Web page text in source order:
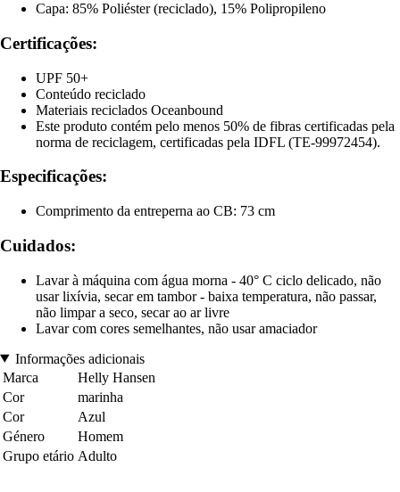
Capa: 85% Poliéster (reciclado), 15% Polipropileno
Certificações:
UPF 50+
Conteúdo reciclado
Materiais reciclados Oceanbound
Este produto contém pelo menos 50% de fibras certificadas pela
norma de reciclagem, certificadas pela IDFL (TE-99972454).
Especificações:
Comprimento da entreperna ao CB: 73 cm
Cuidados:
Lavar à máquina com água morna - 40° C ciclo delicado, não
usar lixívia, secar em tambor - baixa temperatura, não passar,
não limpar a seco, secar ao ar livre
Lavar com cores semelhantes, não usar amaciador
Informações adicionais
Marca
Helly Hansen
Cor
marinha
Cor
Azul
Género
Homem
Grupo etário Adulto